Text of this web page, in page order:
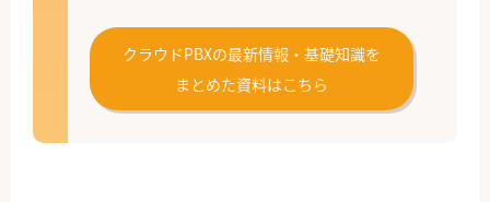
クラウドPBXの最新情報・基礎知識を
まとめた資料はこちら